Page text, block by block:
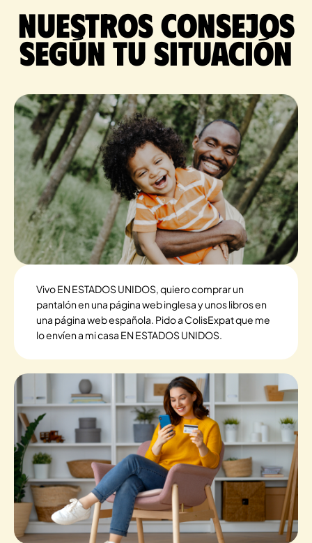
Nuestros consejos
según tu situación
Vivo EN ESTADOS UNIDOS, quiero comprar un
pantalón en una página web inglesa y unos libros en
una página web española. Pido a ColisExpat que me
lo envíen a mi casa EN ESTADOS UNIDOS.